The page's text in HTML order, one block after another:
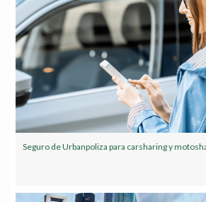
Seguro de Urbanpoliza para carsharing y